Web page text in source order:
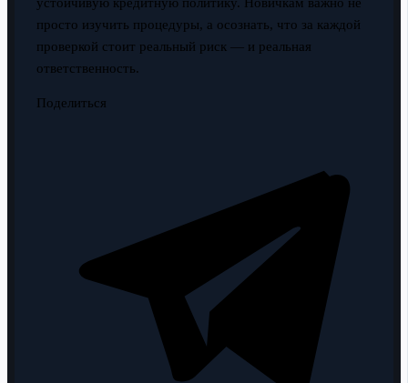
просто изучить процедуры, а осознать, что за каждой
проверкой стоит реальный риск — и реальная
ответственность.
Поделиться